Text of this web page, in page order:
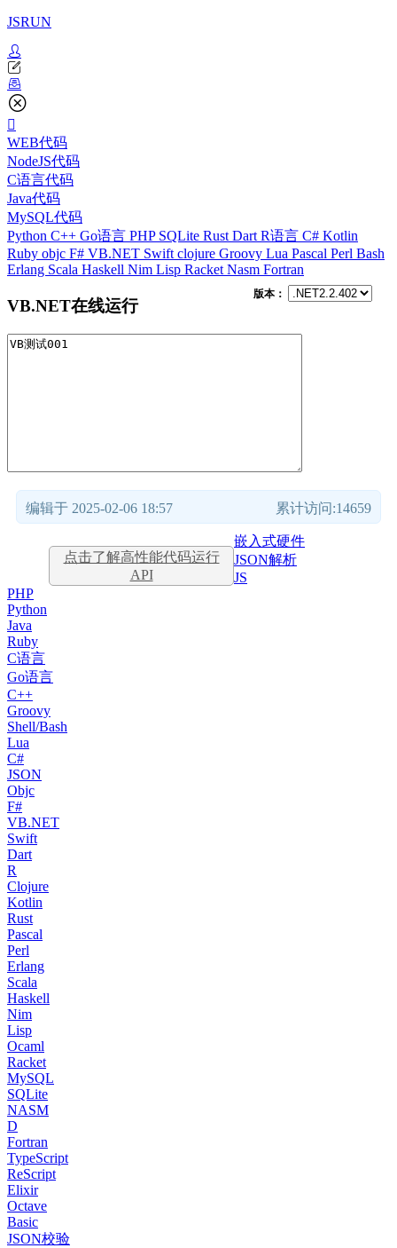
JSRUN
WEB代码
NodeJS代码
C语言代码
Java代码
MySQL代码
Python C++ Go语言 PHP SQLite Rust Dart R语言 C# Kotlin
Ruby objc F# VB.NET Swift clojure Groovy Lua Pascal Perl Bash
Erlang Scala Haskell Nim Lisp Racket Nasm Fortran
VB.NET在线运行
版本：
编辑于 2025-02-06 18:57 累计访问:14659
点击了解高性能代码运行
API
嵌入式硬件
JSON解析
JS
PHP
Python
Java
Ruby
C语言
Go语言
C++
Groovy
Shell/Bash
Lua
C#
JSON
Objc
F#
VB.NET
Swift
Dart
R
Clojure
Kotlin
Rust
Pascal
Perl
Erlang
Scala
Haskell
Nim
Lisp
Ocaml
Racket
MySQL
SQLite
NASM
D
Fortran
TypeScript
ReScript
Elixir
Octave
Basic
JSON校验